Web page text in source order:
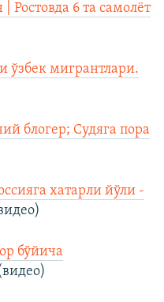
Ростовда 6 та самолёт
ўзбек мигрантлари.
блогер; Судяга пора
хатарли йўли -
бўйича